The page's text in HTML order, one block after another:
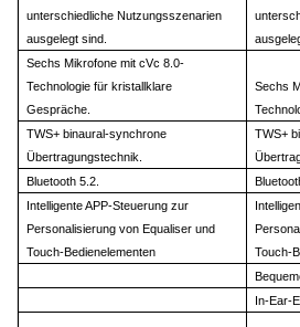
unterschiedliche Nutzungsszenarien
ausgelegt sind.
Sechs Mikrofone mit cVc 8.0-
Technologie für kristallklare
Gespräche.
Sechs
TWS+ binaural-synchrone
Übertragungstechnik.
TWS+
Bluetooth 5.2.
Intelligente APP-Steuerung zur
Personalisierung von Equaliser und
Touch-Bedienelementen
Touch-
In-Ear-